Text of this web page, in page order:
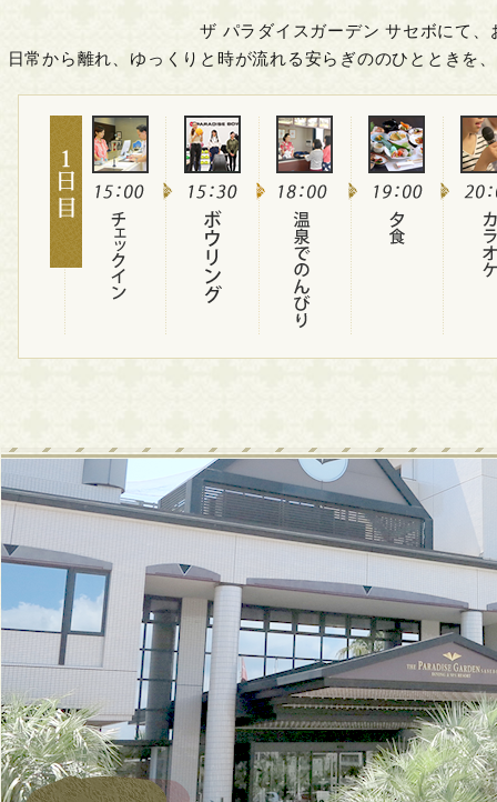
ザ パラダイスガーデン サセボにて
日常から離れ、ゆっくりと時が流れる安らぎののひとときを
1日
チェック
イン
スポーツ
温泉での
んびり
夕食 カ